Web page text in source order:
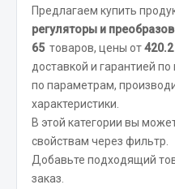
Сцепление
Ось передняя
Тормозная система
Электрооборудование
Весь раздел
Предлагаем купить
регуляторы и
65 товаров, цены от420.2
доставкой и гарантией
по параметрам,
характеристики.
В этой категории вы
свойствам через фильтр.
Добавьте подходящий
заказ.